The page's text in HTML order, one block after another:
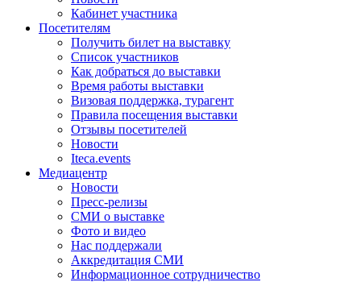
Кабинет участника
Посетителям
Получить билет на выставку
Список участников
Как добраться до выставки
Время работы выставки
Визовая поддержка, турагент
Правила посещения выставки
Отзывы посетителей
Новости
Iteca.events
Медиацентр
Новости
Пресс-релизы
СМИ о выставке
Фото и видео
Нас поддержали
Аккредитация СМИ
Информационное сотрудничество